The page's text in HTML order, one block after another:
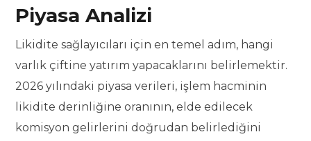
Piyasa Analizi
Likidite sağlayıcıları için en temel adım, hangi
varlık çiftine yatırım yapacaklarını belirlemektir.
2026 yılındaki piyasa verileri, işlem hacminin
likidite derinliğine oranının, elde edilecek
komisyon gelirlerini doğrudan belirlediğini